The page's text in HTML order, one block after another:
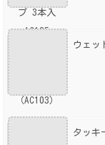
ウェッ
タッキ